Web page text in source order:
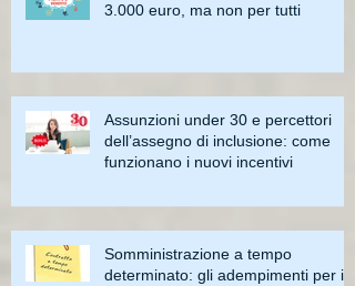
3.000 euro, ma non per tutti
Assunzioni under 30 e percettori
dell’assegno di inclusione: come
funzionano i nuovi incentivi
Somministrazione a tempo
determinato: gli adempimenti per i